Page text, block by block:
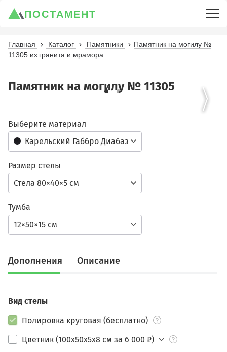
ПОСТАМЕНТ
Главная Каталог Памятники
Памятник на могилу №
11305 из гранита и мрамора
Памятник на могилу № 11305
Карельский Габбро Диабаз
Выберите материал
Стела 80×40×5 см
Размер стелы
12×50×15 см
Тумба
Дополнения Описание
Вид стелы
Полировка круговая (бесплатно)
Цветник (100х50х5х8 см за 6 000 ₽)